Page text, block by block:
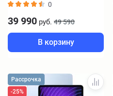
0
39 990 руб. 49 590
В корзину
Рассрочка
-25%